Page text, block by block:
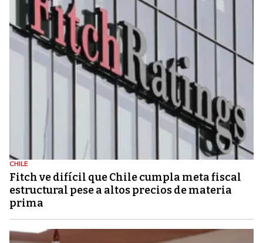
CHILE
Fitch ve difícil que Chile cumpla meta fiscal
estructural pese a altos precios de materia
prima